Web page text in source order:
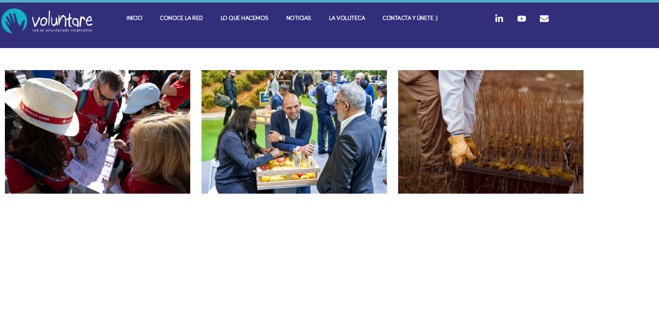
INICIO CONOCE LA RED LO QUE HACEMOS NOTICIAS LA VOLUTECA CONTACTA Y ÚNETE :)